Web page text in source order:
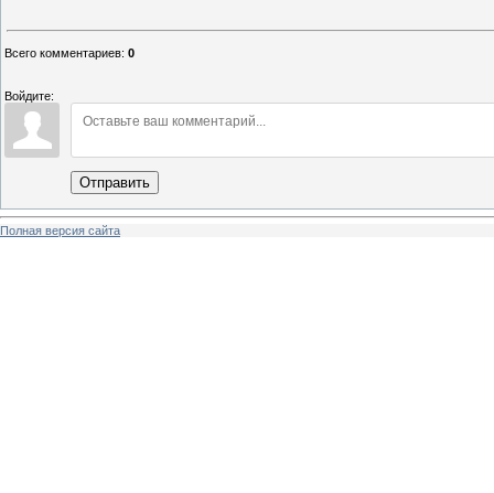
Всего комментариев: 0
Войдите:
Отправить
Полная версия сайта